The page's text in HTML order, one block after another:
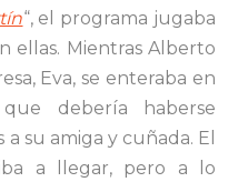
“, el programa jugaba
ellas. Mientras Alberto
Eva, se enteraba en
debería haberse
su amiga y cuñada. El
a llegar, pero a lo